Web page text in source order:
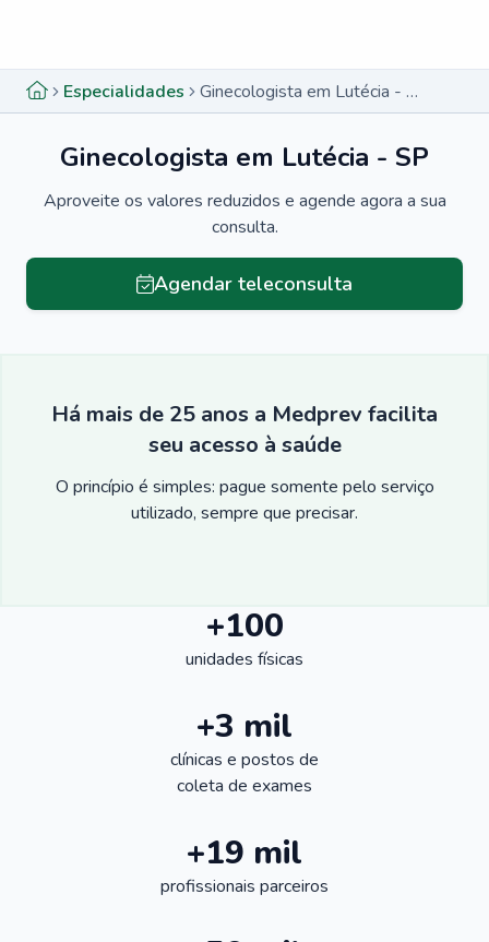
Especialidades Ginecologista em Lutécia - SP
Ginecologista em Lutécia - SP
Aproveite os valores reduzidos e agende agora a sua
consulta.
Agendar teleconsulta
Há mais de 25 anos a Medprev facilita
seu acesso à saúde
O princípio é simples: pague somente pelo serviço
utilizado, sempre que precisar.
+100
unidades físicas
+3 mil
clínicas e postos de
coleta de exames
+19 mil
profissionais parceiros